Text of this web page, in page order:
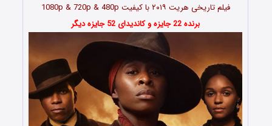
فیلم تاریخی هریت ۲۰۱۹ با کیفیت 1080p & 720p & 480p
برنده 22 جایزه و کاندیدای 52 جایزه دیگر